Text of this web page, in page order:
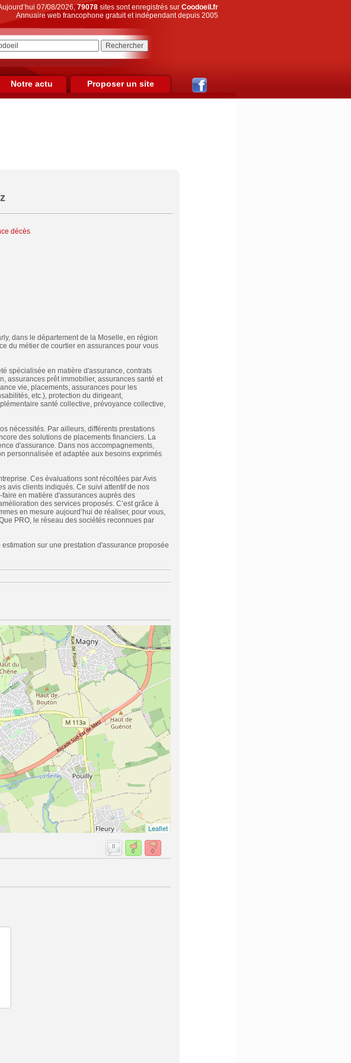
07/08/2026,79078sites sont enregistrés sur Coodoeil.fr
Annuaire web francophone gratuit et indépendant depuis 2005
Notre actu Proposer un site
décès
dans le département de la Moselle, en région
du métier de courtier en assurances pour vous
spécialisée en matière d'assurance, contrats
assurances prêt immobilier, assurances santé et
vie, placements, assurances pour les
etc.), protection du dirigeant,
santé collective, prévoyance collective,
nécessités. Par ailleurs, différents prestations
des solutions de placements financiers. La
d'assurance. Dans nos accompagnements,
personnalisée et adaptée aux besoins exprimés
Ces évaluations sont récoltées par Avis
avis clients indiqués. Ce suivi attentif de nos
en matière d'assurances auprès des
des services proposés. C’est grâce à
en mesure aujourd’hui de réaliser, pour vous,
PRO, le réseau des sociétés reconnues par
sur une prestation d'assurance proposée
Leaflet
0
0
0